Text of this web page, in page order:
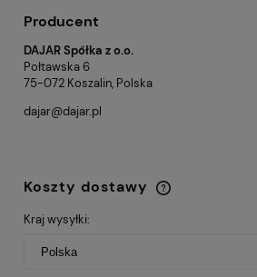
Producent
DAJAR Spółka z o.o.
Połtawska 6
75-072 Koszalin, Polska
dajar@dajar.pl
Koszty dostawy
Cena nie zawiera ewentualnych
płatności
Kraj wysyłki: